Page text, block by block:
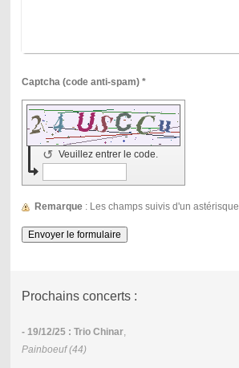
Captcha (code anti-spam) *
Veuillez entrer le code.
↺
Remarque : Les champs suivis d'un astérisque
Prochains concerts :
- 19/12/25 : Trio Chinar,
Painboeuf (44)